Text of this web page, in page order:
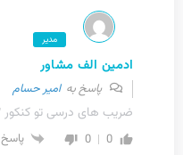
مدیر
ادمین الف مشاور
پاسخ بهامیر حسام
ضریب های درسی تو کنکور ۱۴۰۳ حذف شدن
0
0 پاسخ